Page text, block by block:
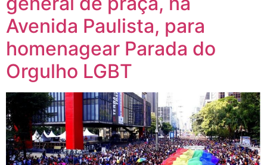
Avenida Paulista, para
homenagear Parada do
Orgulho LGBT